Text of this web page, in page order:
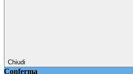
Chiudi
Conferma